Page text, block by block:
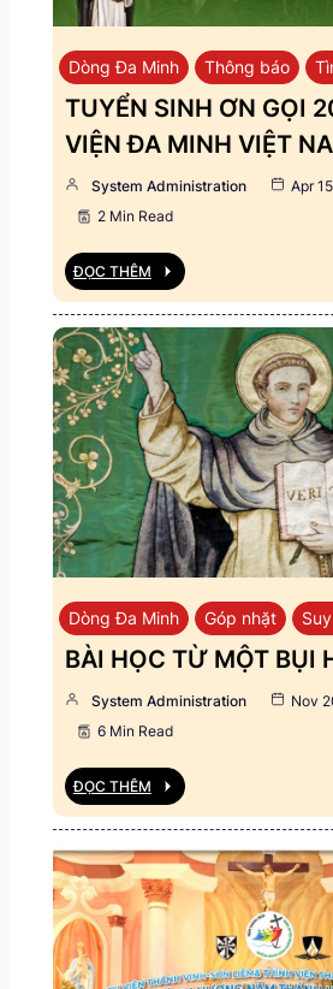
Dòng Đa Minh Thông báo
TUYỂN SINH ƠN GỌI
VIỆN ĐA MINH VIỆT
System Administration
Apr
2 Min Read
ĐỌC THÊM
Dòng Đa Minh Góp nhặt
BÀI HỌC TỪ MỘT BỤI
System Administration
Nov
6 Min Read
ĐỌC THÊM